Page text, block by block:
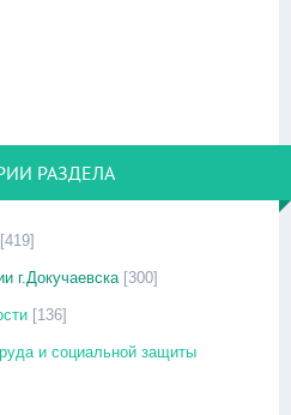
РАЗДЕЛА
[419]
г.Докучаевска [300]
[136]
и социальной защиты